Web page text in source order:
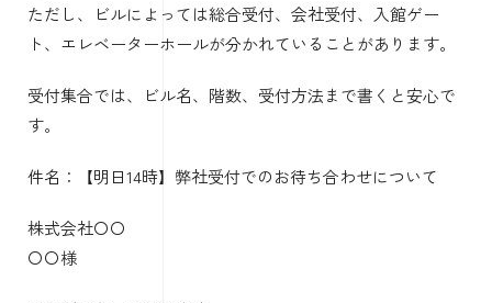
ただし、ビルによっては総合受付、会社受付、入館ゲー
ト、エレベーターホールが分かれていることがあります。
受付集合では、ビル名、階数、受付方法まで書くと安心で
す。
件名：【明日14時】弊社受付でのお待ち合わせについて
株式会社〇〇
〇〇様